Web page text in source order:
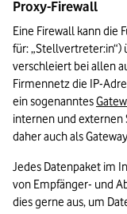
Proxy-Firewall
Eine Firewall kann die
für: „Stellvertreter:in“)
verschleiert bei allen
Firmennetz die IP-
ein sogenanntes
internen und externen
daher auch als
Jedes Datenpaket im
von Empfänger- und
dies gerne aus, um